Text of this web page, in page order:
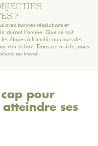
?
avec bonnes résolutions et
durant l’année. Que ce soit
étapes à franchir au cours des
voir éclore. Dans cet article, nous
au travail.
pour
ses